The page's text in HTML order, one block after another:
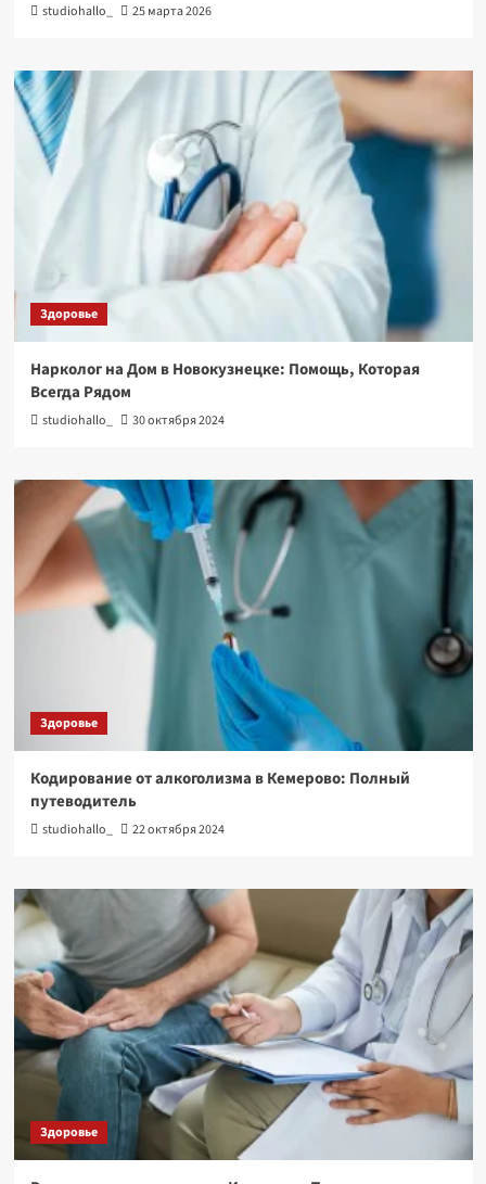
studiohallo_ 25 марта 2026
Здоровье
Нарколог на Дом в Новокузнецке: Помощь, Которая
Всегда Рядом
studiohallo_ 30 октября 2024
Здоровье
Кодирование от алкоголизма в Кемерово: Полный
путеводитель
studiohallo_ 22 октября 2024
Здоровье